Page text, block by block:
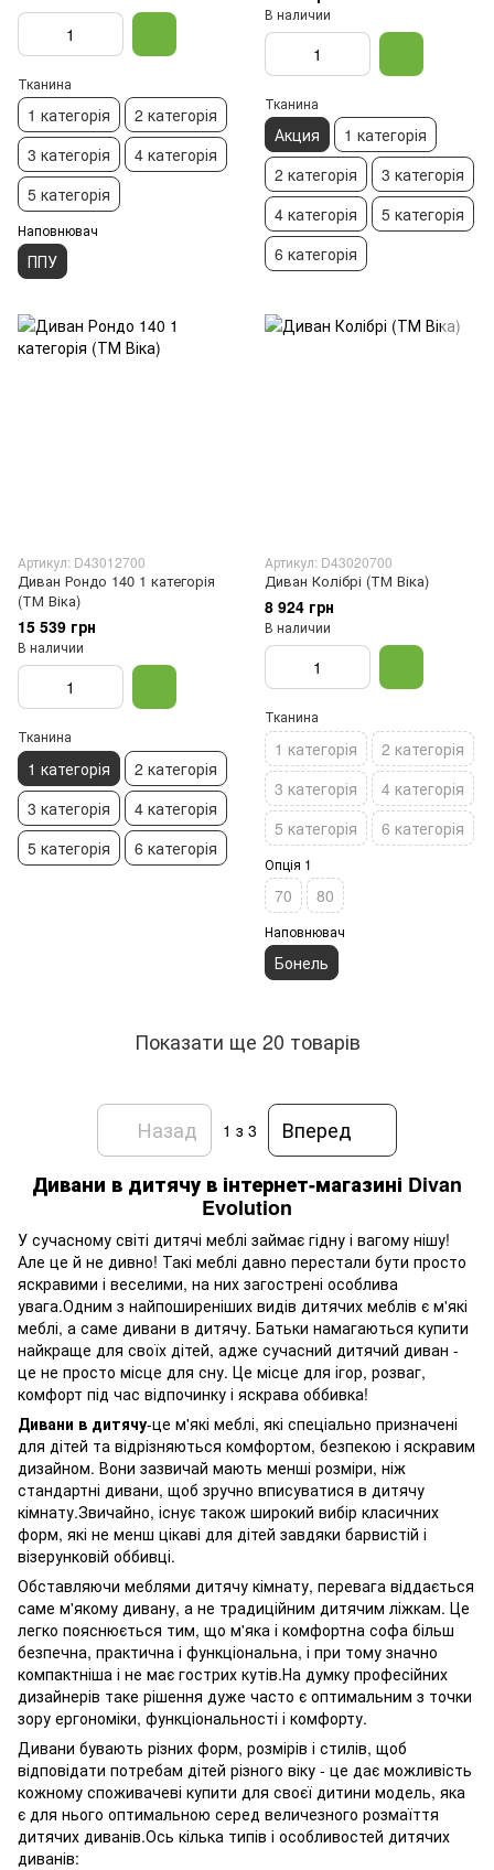
Тканина
1 категорія
2 категорія
3 категорія
4 категорія
5 категорія
Наповнювач
ППУ
В наличии
Тканина
Акция
1 категорія
2 категорія
3 категорія
4 категорія
5 категорія
6 категорія
Артикул: D43012700
Диван Рондо 140 1 категорія
(ТМ Віка)
15 539 грн
В наличии
Тканина
1 категорія
2 категорія
3 категорія
4 категорія
5 категорія
6 категорія
Артикул: D43020700
Диван Колібрі (ТМ Віка)
8 924 грн
В наличии
Тканина
1 категорія
2 категорія
3 категорія
4 категорія
5 категорія
6 категорія
Опція 1
70 80
Наповнювач
Бонель
Показати ще 20 товарів
Назад 1 з 3
Вперед
Дивани в дитячу в інтернет-магазині Divan
Evolution
У сучасному світі дитячі меблі займає гідну і вагому нішу!
Але це й не дивно! Такі меблі давно перестали бути просто
яскравими і веселими, на них загострені особлива
увага.Одним з найпоширеніших видів дитячих меблів є м'які
меблі, а саме дивани в дитячу. Батьки намагаються купити
найкраще для своїх дітей, адже сучасний дитячий диван -
це не просто місце для сну. Це місце для ігор, розваг,
комфорт під час відпочинку і яскрава оббивка!
Дивани в дитячу-це м'які меблі, які спеціально призначені
для дітей та відрізняються комфортом, безпекою і яскравим
дизайном. Вони зазвичай мають менші розміри, ніж
стандартні дивани, щоб зручно вписуватися в дитячу
кімнату.Звичайно, існує також широкий вибір класичних
форм, які не менш цікаві для дітей завдяки барвистій і
візерунковій оббивці.
Обставляючи меблями дитячу кімнату, перевага віддається
саме м'якому дивану, а не традиційним дитячим ліжкам. Це
легко пояснюється тим, що м'яка і комфортна софа більш
безпечна, практична і функціональна, і при тому значно
компактніша і не має гострих кутів.На думку професійних
дизайнерів таке рішення дуже часто є оптимальним з точки
зору ергономіки, функціональності і комфорту.
Дивани бувають різних форм, розмірів і стилів, щоб
відповідати потребам дітей різного віку - це дає можливість
кожному споживачеві купити для своєї дитини модель, яка
є для нього оптимальною серед величезного розмаїття
дитячих диванів.Ось кілька типів і особливостей дитячих
диванів: